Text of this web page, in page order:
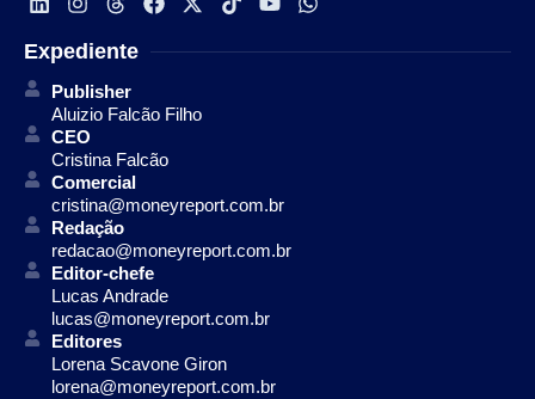
Expediente
Publisher
Aluizio Falcão Filho
CEO
Cristina Falcão
Comercial
cristina@moneyreport.com.br
Redação
redacao@moneyreport.com.br
Editor-chefe
Lucas Andrade
lucas@moneyreport.com.br
Editores
Lorena Scavone Giron
lorena@moneyreport.com.br